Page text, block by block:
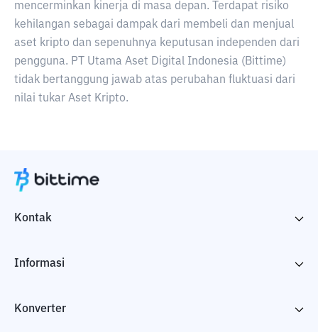
mencerminkan kinerja di masa depan. Terdapat risiko
kehilangan sebagai dampak dari membeli dan menjual
aset kripto dan sepenuhnya keputusan independen dari
pengguna. PT Utama Aset Digital Indonesia (Bittime)
tidak bertanggung jawab atas perubahan fluktuasi dari
nilai tukar Aset Kripto.
Kontak
Informasi
Konverter